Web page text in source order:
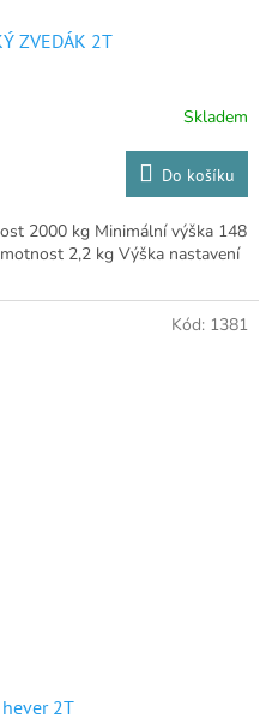
ZVEDÁK 2T
Skladem
Do košíku
2000 kg Minimální výška 148
2,2 kg Výška nastavení
2T
Kód: 1381